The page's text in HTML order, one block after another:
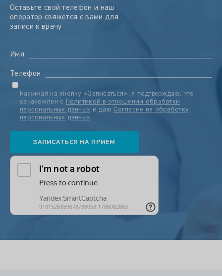
Оставьте свой телефон и наш
оператор свяжется с вами для
записи к врачу
Имя
Телефон
Нажимая на кнопку «Записаться», я подтверждаю, что
ознакомлен с
Политикой в отношении обработки
персональных данных и даю Согласие на обработку
персональных данных